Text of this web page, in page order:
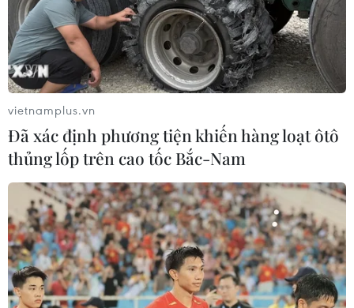
vietnamplus.vn
Đã xác định phương tiện khiến hàng loạt ôtô
thủng lốp trên cao tốc Bắc-Nam